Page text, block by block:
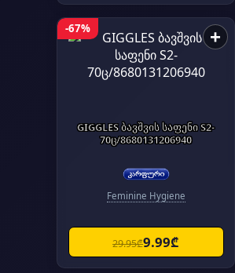
-67% +
GIGGLES ბავშვის საფენი S2-
70ც/8680131206940
Feminine Hygiene
29.95₾9.99₾